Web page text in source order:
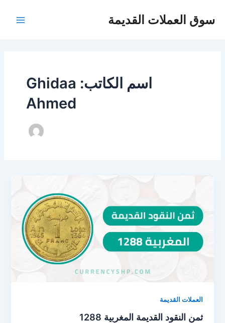
المحتوى
سوق العملات القديمة
اسم الكاتب: Ghidaa
Ahmed
العملات القديمة
ثمن النقود القديمة المغربية 1288
pagination